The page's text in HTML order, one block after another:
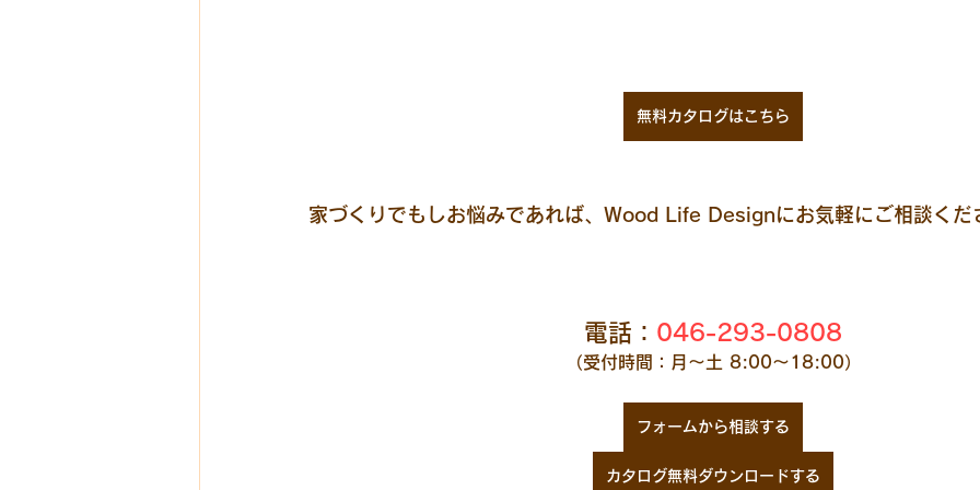
無料カタログはこちら
家づくりでもしお悩みであれば、Wood Life Designにお気軽にご相談くだ
電話： 046-293-0808
（受付時間：月～土 8:00～18:00）
フォームから相談する
カタログ無料ダウンロードする